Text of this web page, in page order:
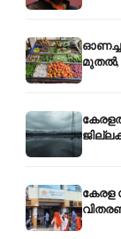
മുതൽ,
കേരള